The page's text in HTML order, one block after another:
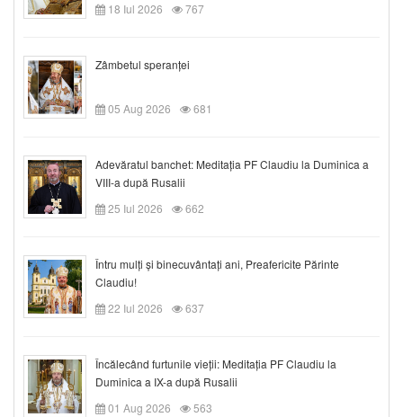
18 Iul 2026
767
Zâmbetul speranței
05 Aug 2026 681
Adevăratul banchet: Meditația PF Claudiu la Duminica a
VIII-a după Rusalii
25 Iul 2026
662
Întru mulți și binecuvântați ani, Preafericite Părinte
Claudiu!
22 Iul 2026
637
Încălecând furtunile vieții: Meditația PF Claudiu la
Duminica a IX-a după Rusalii
01 Aug 2026
563